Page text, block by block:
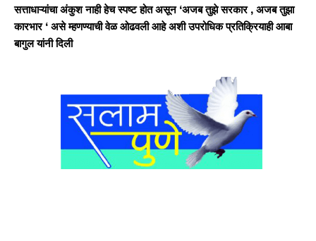
सत्ताधाऱ्यांचा अंकुश नाही हेच स्पष्ट होत असून ‘अजब तुझे सरकार , अजब तुझा
कारभार ‘ असे म्हणण्याची वेळ ओढवली आहे अशी उपरोधिक प्रतिक्रियाही आबा
बागुल यांनी दिली